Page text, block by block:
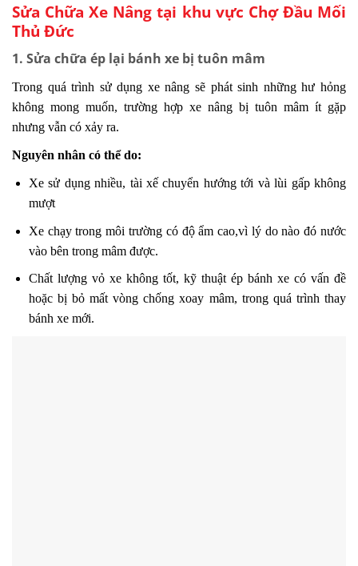
Sửa Chữa Xe Nâng tại khu vực Chợ Đầu Mối
Thủ Đức
1. Sửa chữa ép lại bánh xe bị tuôn mâm
Trong quá trình sử dụng xe nâng sẽ phát sinh những hư hỏng
không mong muốn, trường hợp xe nâng bị tuôn mâm ít gặp
nhưng vẫn có xảy ra.
Nguyên nhân có thể do:
Xe sử dụng nhiều, tài xế chuyển hướng tới và lùi gấp không
mượt
Xe chạy trong môi trường có độ ẩm cao,vì lý do nào đó nước
vào bên trong mâm được.
Chất lượng vỏ xe không tốt, kỹ thuật ép bánh xe có vấn đề
hoặc bị bỏ mất vòng chống xoay mâm, trong quá trình thay
bánh xe mới.